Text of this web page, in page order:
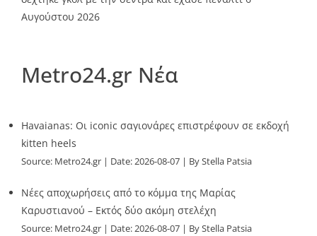
Αυγούστου 2026
Metro24.gr Νέα
Havaianas: Οι iconic σαγιονάρες επιστρέφουν σε εκδοχή
kitten heels
Source: Metro24.gr Date: 2026-08-07 By Stella Patsia
Νέες αποχωρήσεις από το κόμμα της Μαρίας
Καρυστιανού – Εκτός δύο ακόμη στελέχη
Source: Metro24.gr Date: 2026-08-07 By Stella Patsia